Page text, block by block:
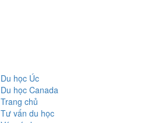
Du học Úc
Du học Canada
Trang chủ
Tư vấn du học